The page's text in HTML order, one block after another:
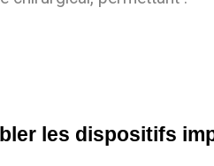
les dispositifs